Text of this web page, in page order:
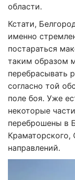
области.
Кстати,
именно
постараться
таким образом
перебрасывать
согласно той
поле боя. Уже
некоторые
переброшены в
Краматорского,
направлений.